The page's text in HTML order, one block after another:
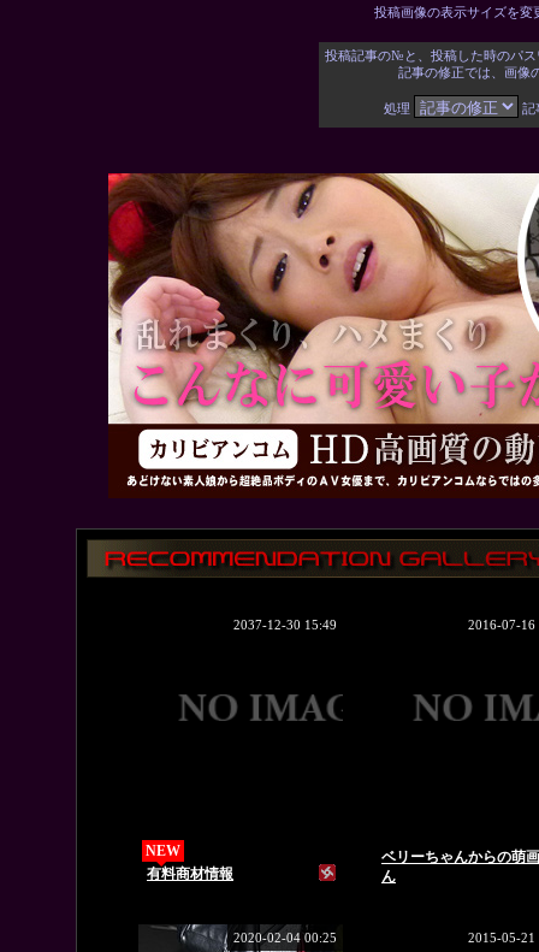
投稿画像の表示サイズを変
投稿記事の№と、投稿した時のパ
記事の修正では、画像
処理 記